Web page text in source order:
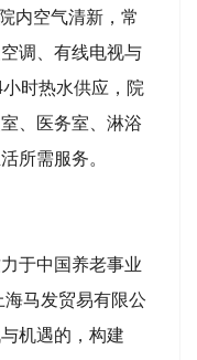
内空气清新，常
调、有线电视与
时热水供应，院
、医务室、淋浴
所需服务。
于中国养老事业
马发贸易有限公
机遇的，构建